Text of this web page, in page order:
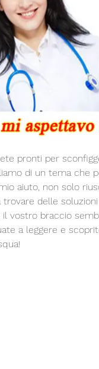
pronti per
di un tema che
aiuto, non solo
trovare delle
vostro braccio
a leggere e